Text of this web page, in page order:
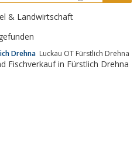
& Landwirtschaft
Drehna Luckau OT Fürstlich Drehna
Fischverkauf in Fürstlich Drehna